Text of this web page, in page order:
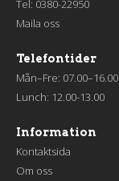
Tel: 0380-22950
Maila oss
Telefontider
Mån–Fre: 07.00–16.00
Lunch: 12.00-13.00
Information
Kontaktsida
Om oss